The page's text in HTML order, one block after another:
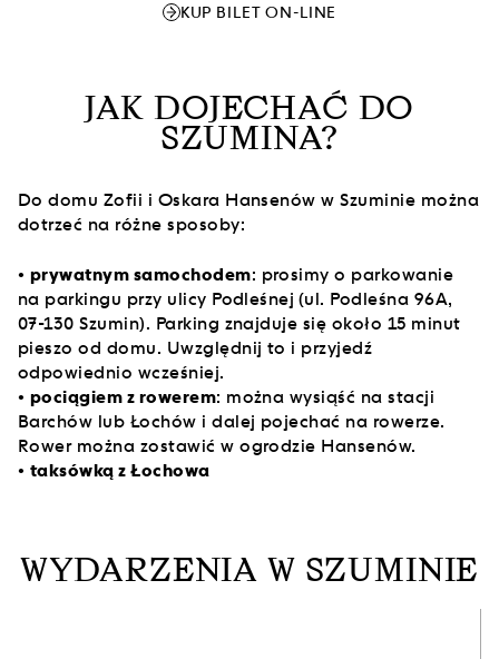
KUP BILET ON-LINE
JAK DOJECHAĆ DO
SZUMINA?
Do domu Zofii i Oskara Hansenów w Szuminie można
dotrzeć na różne sposoby:
• prywatnym samochodem: prosimy o parkowanie
na parkingu przy ulicy Podleśnej (ul. Podleśna 96A,
07-130 Szumin). Parking znajduje się około 15 minut
pieszo od domu. Uwzględnij to i przyjedź
odpowiednio wcześniej.
• pociągiem z rowerem: można wysiąść na stacji
Barchów lub Łochów i dalej pojechać na rowerze.
Rower można zostawić w ogrodzie Hansenów.
• taksówką z Łochowa
WYDARZENIA W SZUMINIE